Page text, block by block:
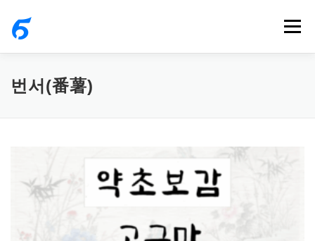
메뉴
번서(番薯)